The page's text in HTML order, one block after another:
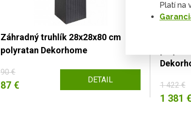
Záhradný truhlík 28x28x80 cm
polyratan Dekorhome
90 €
87 € DETAIL
1 422 €
1 381 €
Platí na